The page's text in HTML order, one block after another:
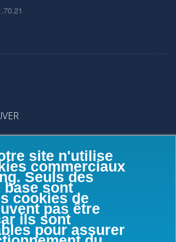
site n'utilise
commerciaux
Seuls des
base sont
cookies de
pas être
ils sont
pour assurer